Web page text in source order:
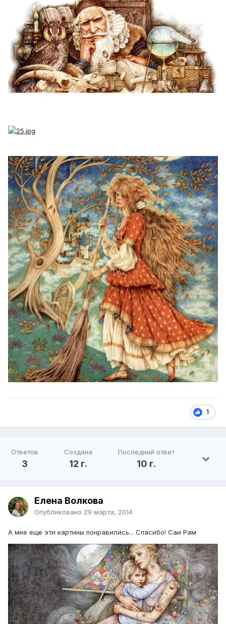
1
Ответов
3
Создана
12 г.
Последний ответ
10 г.
Елена Волкова
Опубликовано 29 марта, 2014
А мне еще эти картины понравились... Спасибо! Саи Рам